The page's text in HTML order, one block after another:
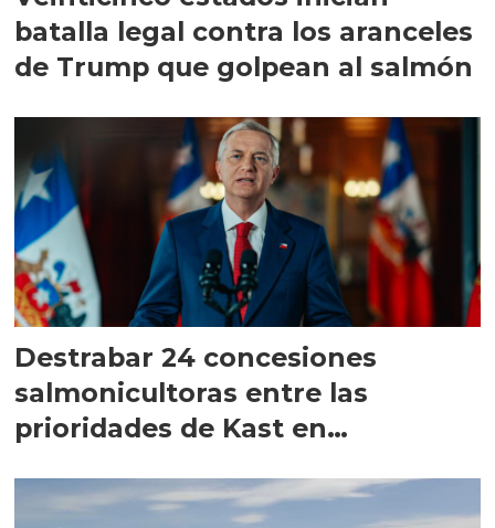
batalla legal contra los aranceles
de Trump que golpean al salmón
Destrabar 24 concesiones
salmonicultoras entre las
prioridades de Kast en